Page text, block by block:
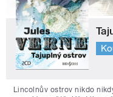
Lincolnův ostrov nikdo